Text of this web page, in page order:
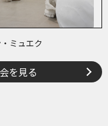
ミュエク
を見る